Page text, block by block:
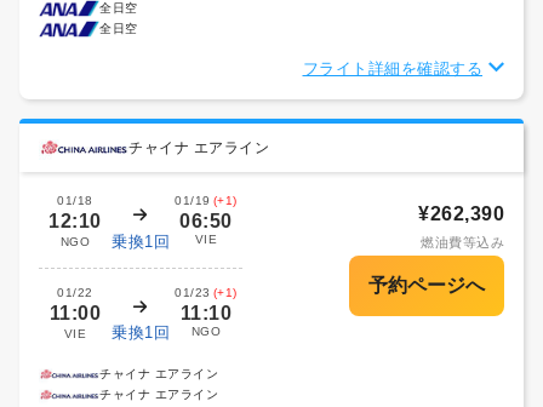
全日空
全日空
フライト詳細を確認する
チャイナ エアライン
01/18
12:10
NGO 乗換1回
01/19 (+1)
06:50
VIE
01/22
11:00
VIE 乗換1回
01/23 (+1)
11:10
NGO
¥262,390
燃油費等込み
チャイナ エアライン
チャイナ エアライン